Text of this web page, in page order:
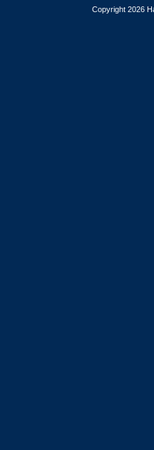
Copyright 2026